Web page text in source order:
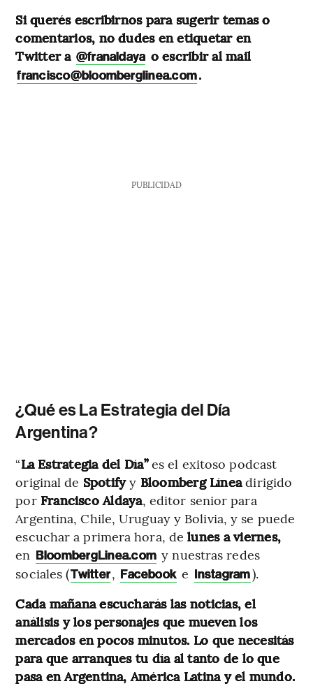
Si querés escribirnos para sugerir temas o
comentarios, no dudes en etiquetar en
Twitter a @franaldaya o escribir al mail
francisco@bloomberglinea.com.
PUBLICIDAD
¿Qué es La Estrategia del Día
Argentina?
“La Estrategia del Día”es el exitoso podcast
original de Spotifyy Bloomberg Líneadirigido
por Francisco Aldaya, editor senior para
Argentina, Chile, Uruguay y Bolivia, y se puede
escuchar a primera hora, delunes a viernes,
en BloombergLinea.com y nuestras redes
sociales (Twitter, Facebook e Instagram).
Cada mañana escucharás las noticias, el
análisis y los personajes que mueven los
mercados en pocos minutos. Lo que necesitás
para que arranques tu día al tanto de lo que
pasa en Argentina, América Latina y el mundo.